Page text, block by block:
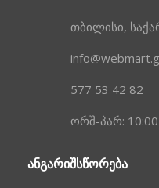
თბილისი,
577 53 42 82
ორშ-პარ:
ᲐᲜᲒᲐᲠᲘᲨᲡᲬᲝᲠᲔᲑᲐ